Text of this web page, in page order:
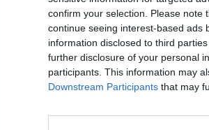
confirm your selection. Please note
continue seeing interest-based ads
information disclosed to third
further disclosure of your personal
participants. This information may
Downstream Participants that may
milyen ponthatárokat húztak az